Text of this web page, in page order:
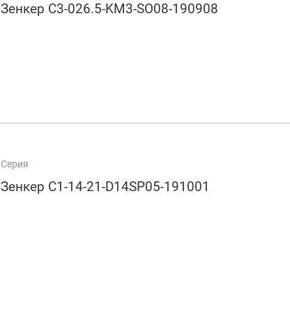
Зенкер C3-026.5-KM3-SO08-190908
Серия
Зенкер C1-14-21-D14SP05-191001